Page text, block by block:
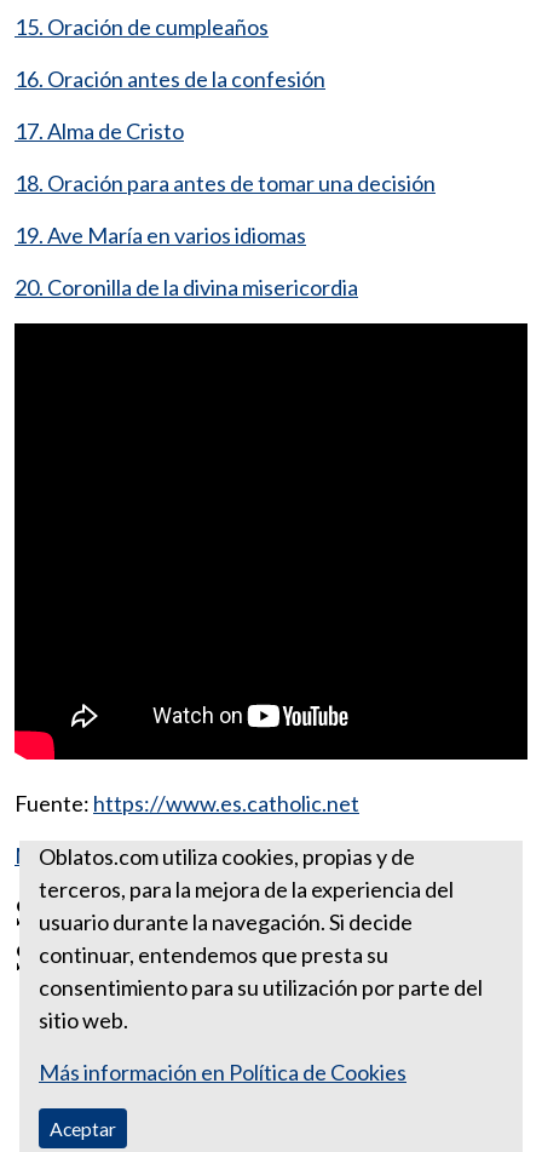
15. Oración de cumpleaños
16. Oración antes de la confesión
17. Alma de Cristo
18. Oración para antes de tomar una decisión
19. Ave María en varios idiomas
20. Coronilla de la divina misericordia
Fuente: https://www.es.catholic.net
Más reflexiones de febrero
San Miguel Febres Cordero y
Santa Apolonia
Oblatos.com utiliza cookies, propias y de
terceros, para la mejora de la experiencia del
usuario durante la navegación. Si decide
continuar, entendemos que presta su
consentimiento para su utilización por parte del
sitio web.
Más información en Política de Cookies
Aceptar